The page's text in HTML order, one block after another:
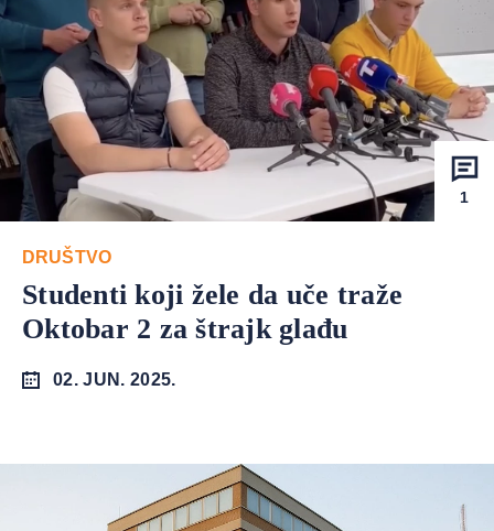
1
DRUŠTVO
Studenti koji žele da uče traže
Oktobar 2 za štrajk glađu
02. JUN. 2025.